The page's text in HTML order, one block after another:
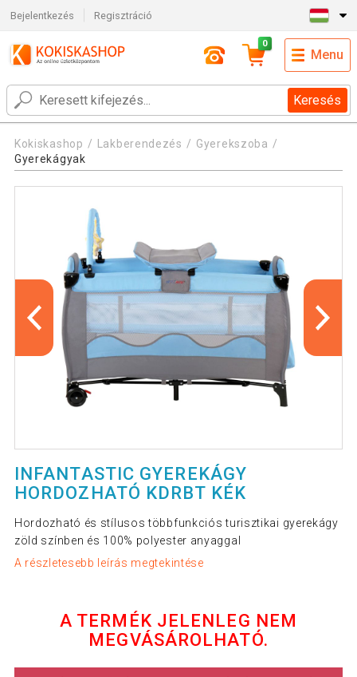
Bejelentkezés Regisztráció
Keresés
0
Menu
Kokiskashop Lakberendezés
Gyerekszoba
Gyerekágyak
INFANTASTIC GYEREKÁGY
HORDOZHATÓ KDRBT KÉK
Hordozható és stílusos többfunkciós turisztikai gyerekágy
zöld színben és 100% polyester anyaggal
A részletesebb leírás megtekintése
A TERMÉK JELENLEG NEM
MEGVÁSÁROLHATÓ.